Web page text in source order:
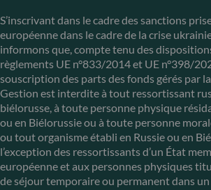
S’inscrivant dans le cadre des sanctions
européenne dans le cadre de la crise
informons que, compte tenu des
règlements UE n°833/2014 et UE n°398/
souscription des parts des fonds gérés par
Gestion est interdite à tout ressortissant
biélorusse, à toute personne physique
ou en Biélorussie ou à toute personne
ou tout organisme établi en Russie ou en
l’exception des ressortissants d’un État
européenne et aux personnes physiques
de séjour temporaire ou permanent dans